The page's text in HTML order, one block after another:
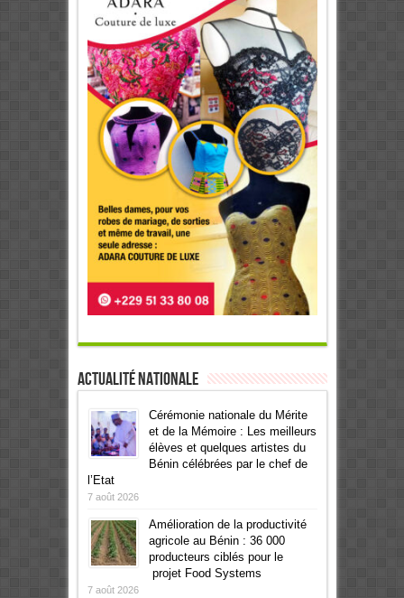
Actualité Nationale
Cérémonie nationale du Mérite
et de la Mémoire : Les meilleurs
élèves et quelques artistes du
Bénin célébrées par le chef de
l’Etat
7 août 2026
Amélioration de la productivité
agricole au Bénin : 36 000
producteurs ciblés pour le
projet Food Systems
7 août 2026